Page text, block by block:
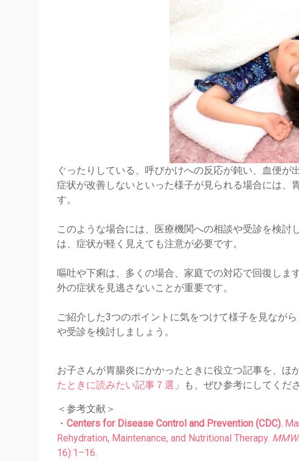
ぐったりしている、呼びかけへの反応が鈍い、血便
症状が改善しないといった様子が見られる場合には、
す。
このような場合には、医療機関への相談や受診を検
は、症状が軽く見えても注意が必要です。
嘔吐や下痢は、多くの場合、家庭での対応で回復しま
外の症状を見逃さないことが重要です。
ご紹介した3つのポイントに気をつけて様子を見なが
や受診を検討しましょう。
お子さんが胃腸炎にかかったときに役立つ記事を、ほ
たときに読みたい記事７選 」も、ぜひ参考にしてくだ
＜参考文献＞
・ Centers for Disease Control and Prevention (CDC).
Rehydration, Maintenance, and Nutritional Therapy.
16):1–16.